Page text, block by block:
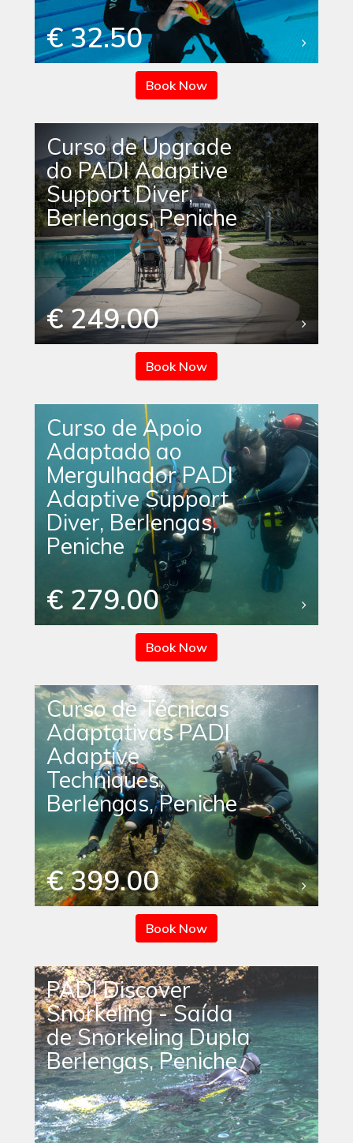
€ 32.50
Book Now
Curso de Upgrade
do PADI Adaptive
Support Diver,
Berlengas, Peniche
€ 249.00
Book Now
Curso de Apoio
Adaptado ao
Mergulhador PADI
Adaptive Support
Diver, Berlengas,
Peniche
€ 279.00
Book Now
Curso de Técnicas
Adaptativas PADI
Adaptive
Techniques,
Berlengas, Peniche
€ 399.00
Book Now
PADI Discover
Snorkeling - Saída
de Snorkeling Dupla
Berlengas, Peniche